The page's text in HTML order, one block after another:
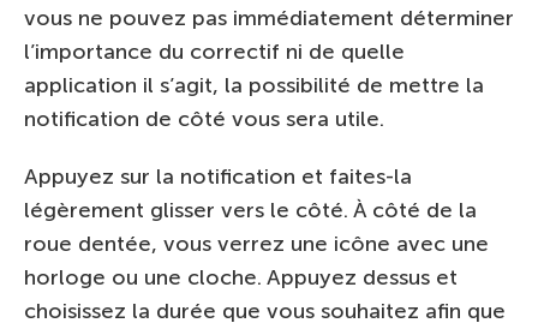
vous ne pouvez pas immédiatement déterminer
l’importance du correctif ni de quelle
application il s’agit, la possibilité de mettre la
notification de côté vous sera utile.
Appuyez sur la notification et faites-la
légèrement glisser vers le côté. À côté de la
roue dentée, vous verrez une icône avec une
horloge ou une cloche. Appuyez dessus et
choisissez la durée que vous souhaitez afin que